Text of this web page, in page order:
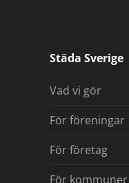
Städa Sverige
Vad vi gör
För föreningar
För företag
För